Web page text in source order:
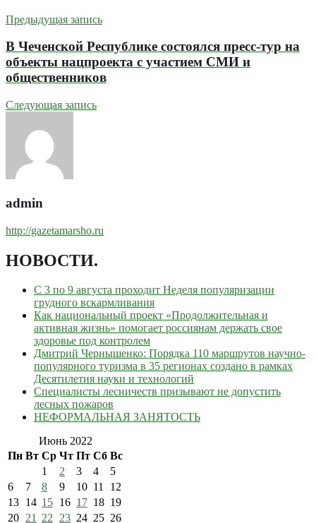
Предыдущая запись
В Чеченской Республике состоялся пресс-тур на
объекты нацпроекта с участием СМИ и
общественников
Следующая запись
admin
http://gazetamarsho.ru
НОВОСТИ.
С 3 по 9 августа проходит Неделя популяризации
грудного вскармливания
Как национальный проект «Продолжительная и
активная жизнь» помогает россиянам держать свое
здоровье под контролем
Дмитрий Чернышенко: Порядка 110 маршрутов научно-
популярного туризма в 35 регионах создано в рамках
Десятилетия науки и технологий
Специалисты лесничеств призывают не допустить
лесных пожаров
НЕФОРМАЛЬНАЯ ЗАНЯТОСТЬ
Июнь 2022
Пн Вт Ср Чт Пт Сб Вс
1
2 3 4
5
6
7 8 9 10 11
12
13 14 15 16 17 18 19
20 21 22 23 24 25 26